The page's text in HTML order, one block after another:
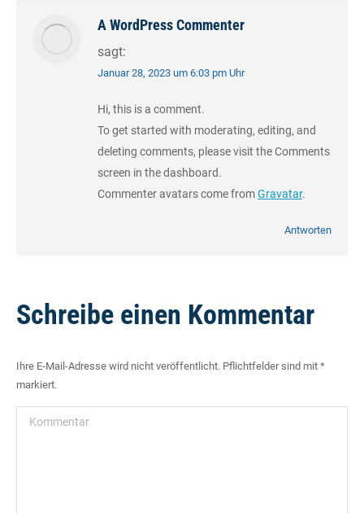
A WordPress Commenter
sagt:
Januar 28, 2023 um 6:03 pm Uhr
Hi, this is a comment.
To get started with moderating, editing, and
deleting comments, please visit the Comments
screen in the dashboard.
Commenter avatars come fromGravatar.
Antworten
Schreibe einen Kommentar
Ihre E-Mail-Adresse wird nicht veröffentlicht. Pflichtfelder sind mit *
markiert.
Kommentar